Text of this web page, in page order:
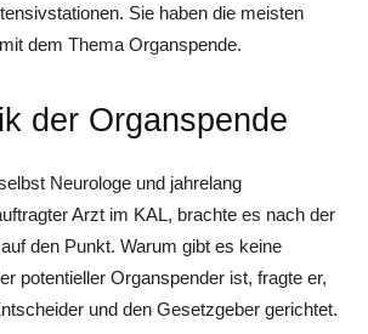
Sie haben die meisten
dem Thema Organspende.
der Organspende
Neurologe und jahrelang
Arzt im KAL, brachte es nach der
den Punkt. Warum gibt es keine
potentieller Organspender ist, fragte er,
und den Gesetzgeber gerichtet.